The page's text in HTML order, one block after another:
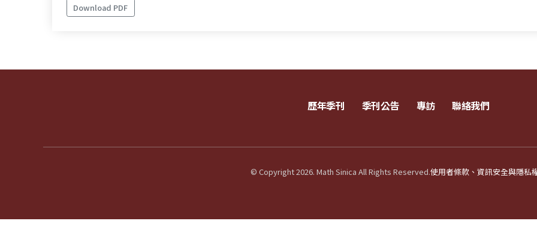
Download PDF
歷年季刊 季刊公告 專訪 聯絡我們
© Copyright 2026. Math Sinica All Rights Reserved.使用者條款、資訊安全與隱私